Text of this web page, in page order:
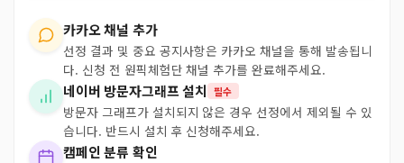
카카오 채널 추가
선정 결과 및 중요 공지사항은 카카오 채널을 통해 발송됩니
다. 신청 전 원픽체험단 채널 추가를 완료해주세요.
네이버 방문자그래프 설치 필수
방문자 그래프가 설치되지 않은 경우 선정에서 제외될 수 있
습니다. 반드시 설치 후 신청해주세요.
캠페인 분류 확인